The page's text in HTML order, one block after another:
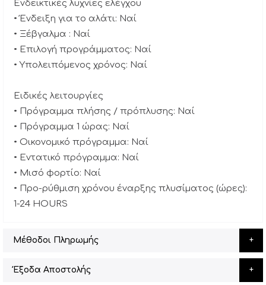
Ενδεικτικές λυχνίες ελέγχου
• Ένδειξη για το αλάτι: Ναί
• Ξέβγαλμα : Ναί
• Επιλογή προγράμματος: Ναί
• Υπολειπόμενος χρόνος: Ναί
Ειδικές λειτουργίες
• Πρόγραμμα πλήσης / πρόπλυσης: Ναί
• Πρόγραμμα 1 ώρας: Ναί
• Οικονομικό πρόγραμμα: Ναί
• Εντατικό πρόγραμμα: Ναί
• Μισό φορτίο: Ναί
• Προ-ρύθμιση χρόνου έναρξης πλυσίματος (ώρες):
1-24 HOURS
Μέθοδοι Πληρωμής
Έξοδα Αποστολής